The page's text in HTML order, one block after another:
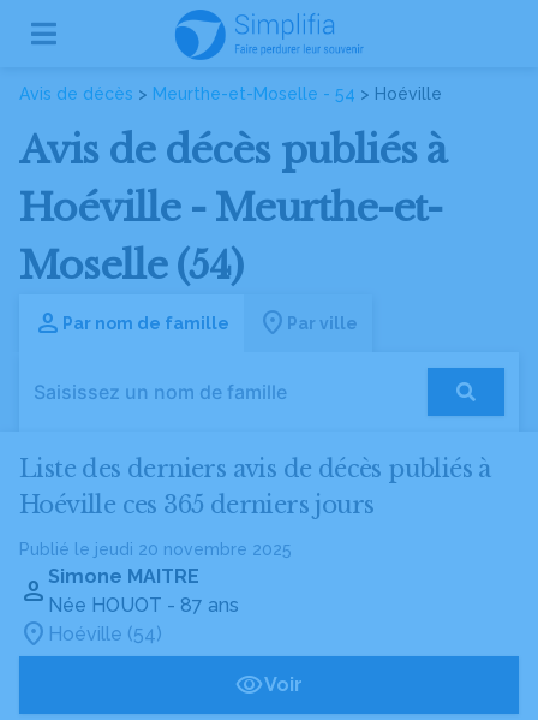
Avis de décès > Meurthe-et-Moselle - 54 > Hoéville
Avis de décès publiés à
Hoéville - Meurthe-et-
Moselle (54)
Par nom de famille Par ville
Liste des derniers avis de décès publiés à
Hoéville ces 365 derniers jours
Publié le jeudi 20 novembre 2025
Simone MAITRE
Née HOUOT - 87 ans
Hoéville (54)
Voir